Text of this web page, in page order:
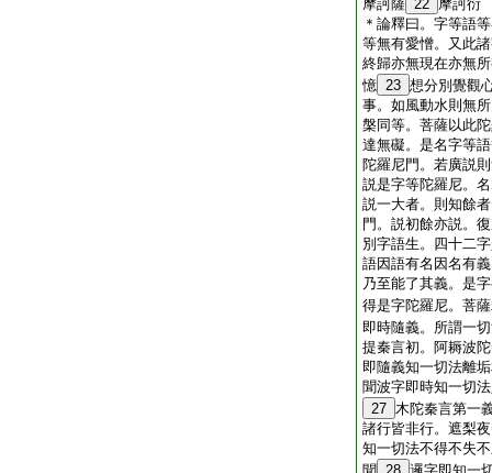
摩訶薩 22 摩訶衍
＊ 論釋曰。字等語
等無有愛憎。又此
終歸亦無現在亦無
憶 23 想分別覺觀
事。如風動水則無
槃同等。菩薩以此
達無礙。是名字等
陀羅尼門。若廣説
説是字等陀羅尼。
説一大者。則知餘
門。説初餘亦説。
別字語生。四十二
語因語有名因名有
乃至能了其義。是
得是字陀羅尼。菩
即時隨義。所謂一
提秦言初。阿耨波
即隨義知一切法離
聞波字即時知一切
27 木陀秦言第一
諸行皆非行。遮梨
知一切法不得不失